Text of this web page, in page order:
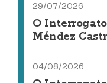
29/07/2026
O
Méndez
04/08/2026